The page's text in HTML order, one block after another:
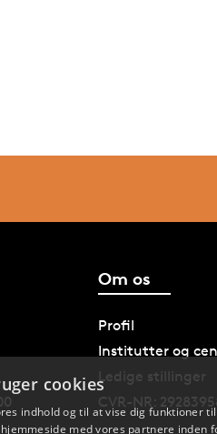
Om os
Profil
Institutter og
Ledige stillinger
CVR-NR:
cookies
indhold og til at vise dig funktioner
med vores partnere inden